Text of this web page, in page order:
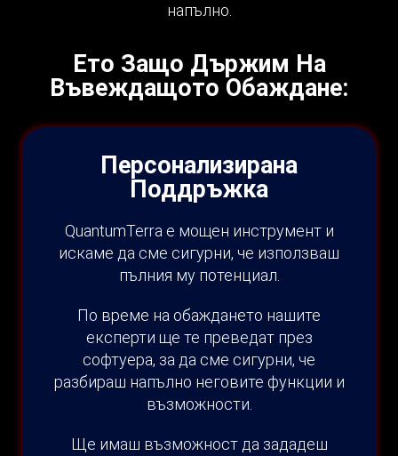
напълно.
Ето Защо Държим На
Въвеждащото Обаждане:
Персонализирана
Поддръжка
QuantumTerra е мощен инструмент и
искаме да сме сигурни, че използваш
пълния му потенциал.
По време на обаждането нашите
експерти ще те преведат през
софтуера, за да сме сигурни, че
разбираш напълно неговите функции и
възможности.
Ще имаш възможност да зададеш